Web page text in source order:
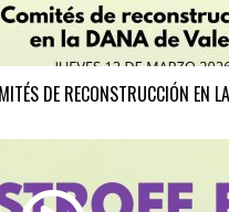
DE RECONSTRUCCIÓN EN